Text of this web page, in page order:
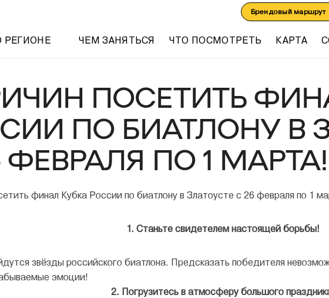
Брендовый маршрут
РЕГИОНЕ ЧЕМ ЗАНЯТЬСЯ ЧТО ПОСМОТРЕТЬ КАРТА
ПОСЕТИТЬ
ПО БИАТЛОНУ В
ФЕВРАЛЯ ПО 1 МАРТА!
1. Станьте свидетелем настоящей борьбы!
звёзды российского биатлона. Предсказать победителя
эмоции!
2. Погрузитесь в атмосферу большого